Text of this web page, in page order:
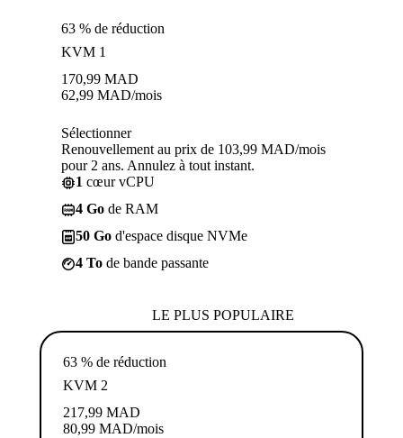
63 % de réduction
KVM 1
170,99 MAD
62,99 MAD/mois
Sélectionner
Renouvellement au prix de 103,99 MAD/mois
pour 2 ans. Annulez à tout instant.
1 cœur vCPU
4 Go de RAM
50 Go d'espace disque NVMe
4 To de bande passante
LE PLUS POPULAIRE
63 % de réduction
KVM 2
217,99 MAD
80,99 MAD/mois